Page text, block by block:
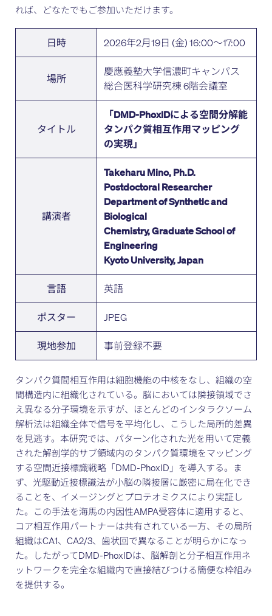
れば、どなたでもご参加いただけます。
日時 2026年2月19日 (金) 16:00～17:00
場所
慶應義塾大学信濃町キャンパス
総合医科学研究棟 6階会議室
タイトル
「DMD-PhoxIDによる空間分解能
タンパク質相互作用マッピング
の実現」
講演者
Takeharu Mino, Ph.D.
Postdoctoral Researcher
Department of Synthetic and
Biological
Chemistry, Graduate School of
Engineering
Kyoto University, Japan
言語 英語
ポスター JPEG
現地参加 事前登録不要
タンパク質間相互作用は細胞機能の中核をなし、組織の空
間構造内に組織化されている。脳においては隣接領域でさ
え異なる分子環境を示すが、ほとんどのインタラクソーム
解析法は組織全体で信号を平均化し、こうした局所的差異
を見逃す。本研究では、パターン化された光を用いて定義
された解剖学的サブ領域内のタンパク質環境をマッピング
する空間近接標識戦略「DMD-PhoxID」を導入する。ま
ず、光駆動近接標識法が小脳の隣接層に厳密に局在化でき
ることを、イメージングとプロテオミクスにより実証し
た。この手法を海馬の内因性AMPA受容体に適用すると、
コア相互作用パートナーは共有されている一方、その局所
組織はCA1、CA2/3、歯状回で異なることが明らかになっ
た。したがってDMD-PhoxIDは、脳解剖と分子相互作用ネ
ットワークを完全な組織内で直接結びつける簡便な枠組み
を提供する。